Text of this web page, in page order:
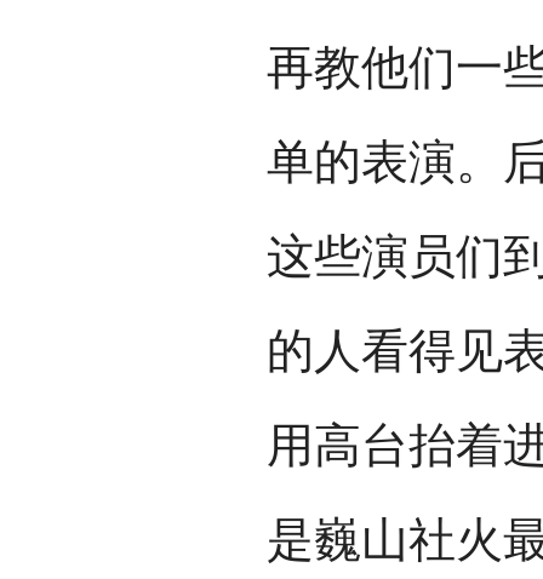
再教他们一
单的表演。
这些演员们
的人看得见
用高台抬着
是巍山社火